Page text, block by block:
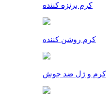
کرم برنزه کننده
کرم روشن کننده
کرم و ژل ضد جوش